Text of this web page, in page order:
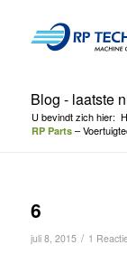
Blog - laatste
U bevindt zich hier:
RP Parts–
6
juli 8, 2015 / 1